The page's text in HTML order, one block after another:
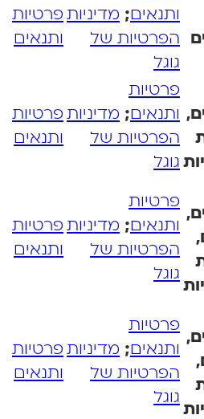
ותנאים;מדיניות
הפרטיות של
גוגל
פרטיות
ותנאים
פרטיות
ותנאים;מדיניות
הפרטיות של
גוגל
פרטיות
ותנאים
פרטיות
ותנאים;מדיניות
הפרטיות של
גוגל
פרטיות
ותנאים
פרטיות
ותנאים;מדיניות
הפרטיות של
גוגל
פרטיות
ותנאים